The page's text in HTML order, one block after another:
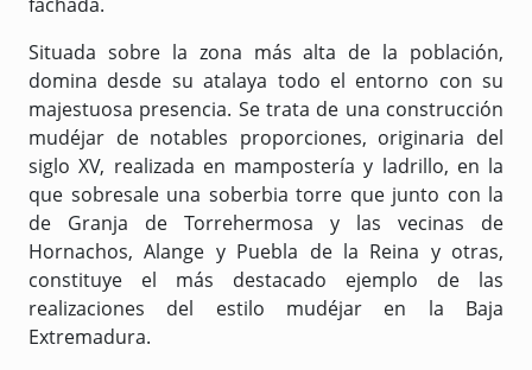
Situada sobre la zona más alta de la población,
domina desde su atalaya todo el entorno con su
majestuosa presencia. Se trata de una construcción
mudéjar de notables proporciones, originaria del
siglo XV, realizada en mampostería y ladrillo, en la
que sobresale una soberbia torre que junto con la
de Granja de Torrehermosa y las vecinas de
Hornachos, Alange y Puebla de la Reina y otras,
constituye el más destacado ejemplo de las
realizaciones del estilo mudéjar en la Baja
Extremadura.